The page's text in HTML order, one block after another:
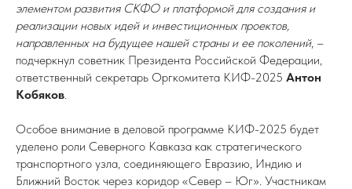
элементом развития СКФО и платформой для создания и
реализации новых идей и инвестиционных проектов,
направленных на будущее нашей страны и ее поколений, –
подчеркнул советник Президента Российской Федерации,
ответственный секретарь Оргкомитета КИФ-2025 Антон
Кобяков.
Особое внимание в деловой программе КИФ-2025 будет
уделено роли Северного Кавказа как стратегического
транспортного узла, соединяющего Евразию, Индию и
Ближний Восток через коридор «Север – Юг». Участникам